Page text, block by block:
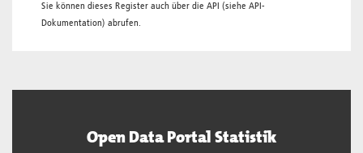
Sie können dieses Register auch über die API (siehe API-
Dokumentation) abrufen.
Open Data Portal Statistik